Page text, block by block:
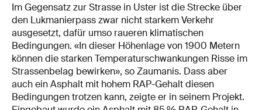
Im Gegensatz zur Strasse in Uster ist die Strecke über
den Lukmanierpass zwar nicht starkem Verkehr
ausgesetzt, dafür umso raueren klimatischen
Bedingungen. «In dieser Höhenlage von 1900 Metern
können die starken Temperaturschwankungen Risse im
Strassenbelag bewirken», so Zaumanis. Dass aber
auch ein Asphalt mit hohem RAP-Gehalt diesen
Bedingungen trotzen kann, zeigte er in seinem Projekt.